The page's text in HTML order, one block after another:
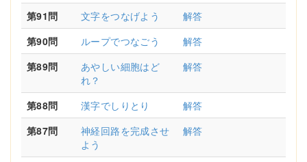
第91問
文字をつなげよう
解答
第90問
ループでつなごう
解答
第89問
あやしい細胞はど
れ？
解答
第88問 漢字でしりとり
解答
第87問
神経回路を完成させ
よう
解答